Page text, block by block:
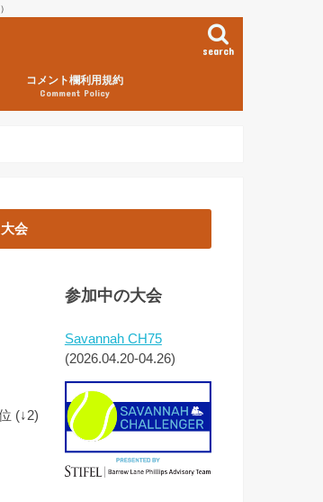
search
コメント欄利用規約
Comment Policy
会
(↓2)
参加中の大会
Savannah CH75
(2026.04.20-04.26)